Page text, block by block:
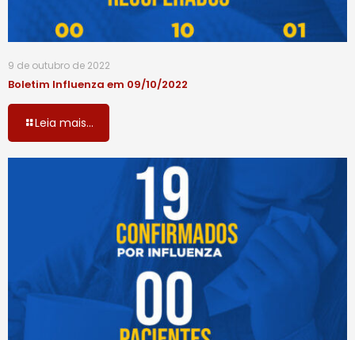
9 de outubro de 2022
Boletim Influenza em 09/10/2022
Leia mais...